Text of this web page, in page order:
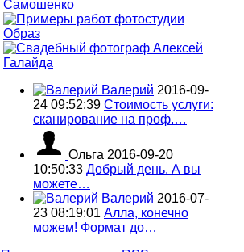
Валерий 2016-09-
24 09:52:39 Стоимость услуги:
сканирование на проф.…
Ольга 2016-09-20
10:50:33 Добрый день. А вы
можете…
Валерий 2016-07-
23 08:19:01 Алла, конечно
можем! Формат до…